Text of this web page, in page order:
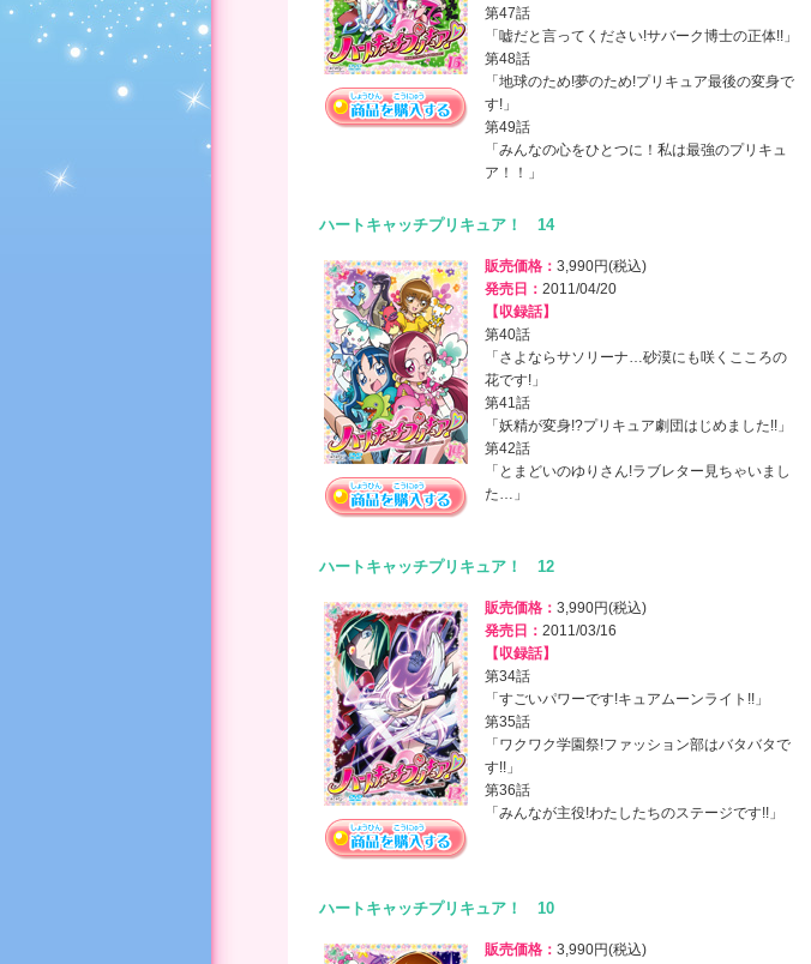
第47話
「嘘だと言ってください!サバーク博士の正体!!」
第48話
「地球のため!夢のため!プリキュア最後の変身で
す!」
第49話
「みんなの心をひとつに！私は最強のプリキュ
ア！！」
ハートキャッチプリキュア！ 14
販売価格： 3,990円(税込)
発売日： 2011/04/20
【収録話】
第40話
「さよならサソリーナ…砂漠にも咲くこころの
花です!」
第41話
「妖精が変身!?プリキュア劇団はじめました!!」
第42話
「とまどいのゆりさん!ラブレター見ちゃいまし
た…」
ハートキャッチプリキュア！ 12
販売価格： 3,990円(税込)
発売日： 2011/03/16
【収録話】
第34話
「すごいパワーです!キュアムーンライト!!」
第35話
「ワクワク学園祭!ファッション部はバタバタで
す!!」
第36話
「みんなが主役!わたしたちのステージです!!」
ハートキャッチプリキュア！ 10
販売価格： 3,990円(税込)